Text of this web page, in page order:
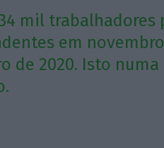
mil
em
de 2020. Isto